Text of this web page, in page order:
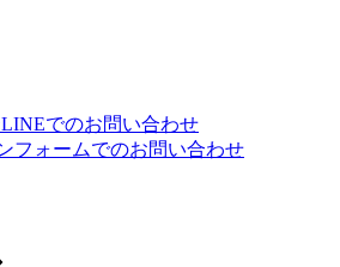
LINEでのお問い合わせ
フォームでのお問い合わせ